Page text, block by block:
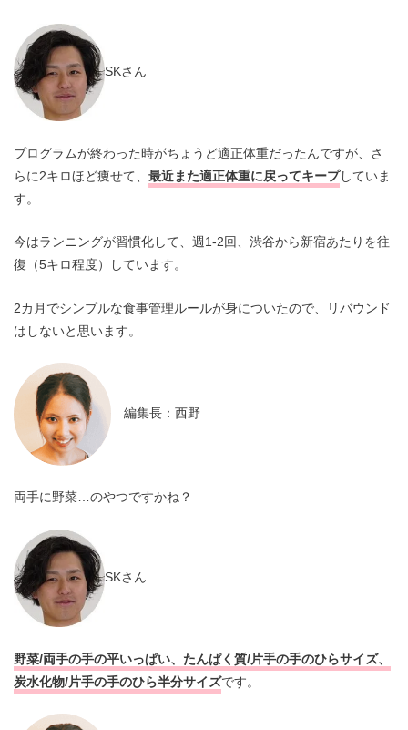
SKさん
プログラムが終わった時がちょうど適正体重だったんですが、さ
らに2キロほど痩せて、 最近また適正体重に戻ってキープしていま
す。
今はランニングが習慣化して、週1-2回、渋谷から新宿あたりを往
復（5キロ程度）しています。
2カ月でシンプルな食事管理ルールが身についたので、リバウンド
はしないと思います。
編集長：西野
両手に野菜…のやつですかね？
SKさん
野菜/両手の手の平いっぱい、たんぱく質/片手の手のひらサイズ、
炭水化物/片手の手のひら半分サイズです。